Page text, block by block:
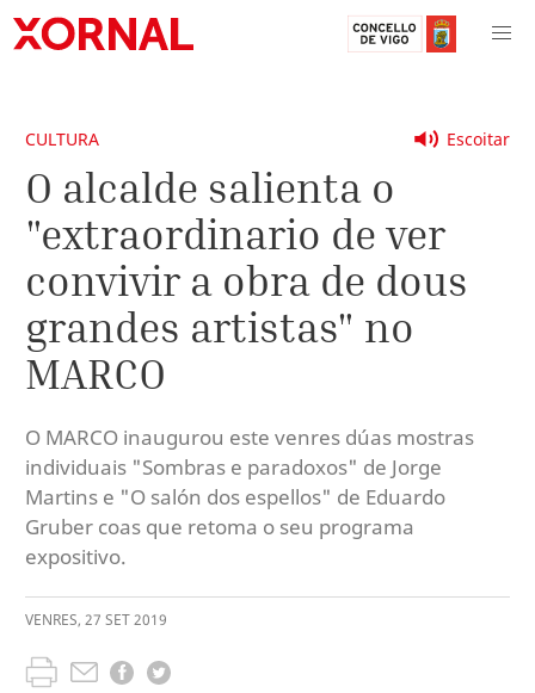
Escoitar
CULTURA
O alcalde salienta o
"extraordinario de ver
convivir a obra de dous
grandes artistas" no
MARCO
O MARCO inaugurou este venres dúas mostras
individuais "Sombras e paradoxos" de Jorge
Martins e "O salón dos espellos" de Eduardo
Gruber coas que retoma o seu programa
expositivo.
VENRES, 27 SET2019